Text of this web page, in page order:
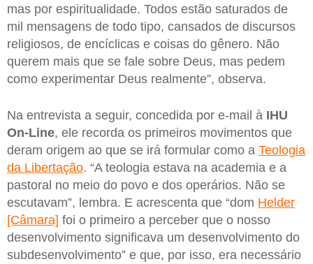
mas por espiritualidade. Todos estão saturados de
mil mensagens de todo tipo, cansados de discursos
religiosos, de encíclicas e coisas do gênero. Não
querem mais que se fale sobre Deus, mas pedem
como experimentar Deus realmente”, observa.
Na entrevista a seguir, concedida por e-mail à IHU
On-Line, ele recorda os primeiros movimentos que
deram origem ao que se irá formular como a Teologia
da Libertação. “A teologia estava na academia e a
pastoral no meio do povo e dos operários. Não se
escutavam”, lembra. E acrescenta que “dom Helder
[Câmara] foi o primeiro a perceber que o nosso
desenvolvimento significava um desenvolvimento do
subdesenvolvimento” e que, por isso, era necessário